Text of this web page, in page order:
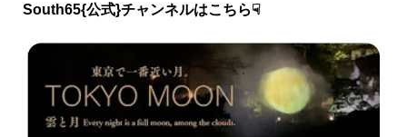
South65{公式}チャンネルはこちら☟